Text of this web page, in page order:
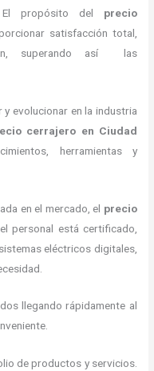
El propósito del precio
satisfacción total,
superando así las
evolucionar en la industria
cerrajero en Ciudad
herramientas y
en el mercado, el precio
personal está certificado,
eléctricos digitales,
llegando rápidamente al
de productos y servicios.